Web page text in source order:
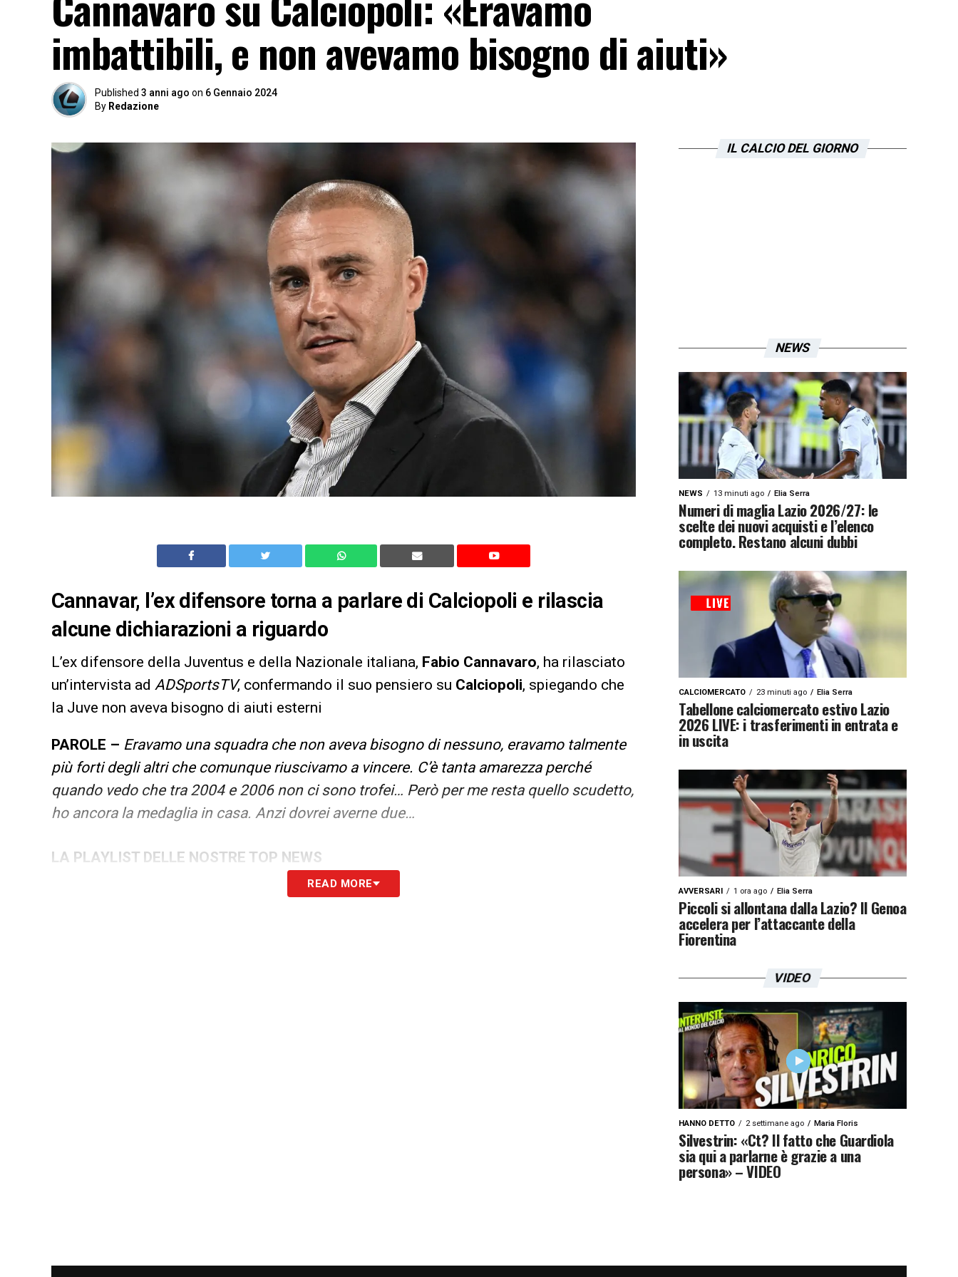
imbattibili, e non avevamo bisogno di aiuti»
Published 3 anni ago on 6 Gennaio 2024
By Redazione
Cannavar, l’ex difensore torna a parlare di Calciopoli e rilascia
alcune dichiarazioni a riguardo
L’ex difensore della Juventus e della Nazionale italiana, Fabio Cannavaro, ha rilasciato
un’intervista ad ADSportsTV, confermando il suo pensiero su Calciopoli, spiegando che
la Juve non aveva bisogno di aiuti esterni
PAROLE – Eravamo una squadra che non aveva bisogno di nessuno, eravamo talmente
più forti degli altri che comunque riuscivamo a vincere. C’è tanta amarezza perché
quando vedo che tra 2004 e 2006 non ci sono trofei… Però per me resta quello scudetto,
ho ancora la medaglia in casa. Anzi dovrei averne due…
LA PLAYLIST DELLE NOSTRE TOP NEWS
READ MORE
IL CALCIO DEL GIORNO
NEWS
NEWS 13 minuti ago Elia Serra
Numeri di maglia Lazio 2026/27: le
scelte dei nuovi acquisti e l’elenco
completo. Restano alcuni dubbi
CALCIOMERCATO 23 minuti ago Elia Serra
Tabellone calciomercato estivo Lazio
2026 LIVE: i trasferimenti in entrata e
in uscita
AVVERSARI 1 ora ago Elia Serra
Piccoli si allontana dalla Lazio? Il Genoa
accelera per l’attaccante della
Fiorentina
VIDEO
HANNO DETTO 2 settimane ago Maria Floris
Silvestrin: «Ct? Il fatto che Guardiola
sia qui a parlarne è grazie a una
persona» – VIDEO